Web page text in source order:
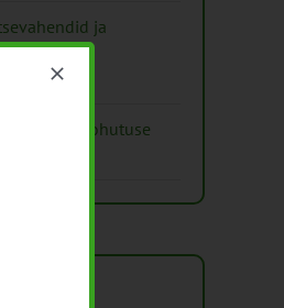
ja
toiduohutuse